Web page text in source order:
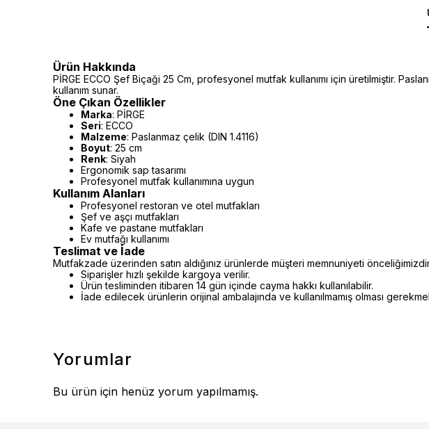
Ürün Hakkında
PİRGE ECCO Şef Biçaği 25 Cm, profesyonel mutfak kullanımı için üretilmiştir.
kullanım sunar.
Öne Çıkan Özellikler
Marka: PİRGE
Seri: ECCO
Malzeme: Paslanmaz çelik (DIN 1.4116)
Boyut: 25 cm
Renk: Siyah
Ergonomik sap tasarımı
Profesyonel mutfak kullanımına uygun
Kullanım Alanları
Profesyonel restoran ve otel mutfakları
Şef ve aşçı mutfakları
Kafe ve pastane mutfakları
Ev mutfağı kullanımı
Teslimat ve İade
Mutfakzade üzerinden satın aldığınız ürünlerde müşteri memnuniyeti
Siparişler hızlı şekilde kargoya verilir.
Ürün tesliminden itibaren 14 gün içinde cayma hakkı kullanılabilir.
İade edilecek ürünlerin orijinal ambalajında ve kullanılmamış olması
Yorumlar
Bu ürün için henüz yorum yapılmamış.